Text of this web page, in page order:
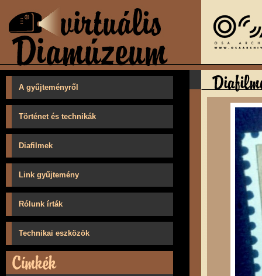
A gyűjteményről
Történet és technikák
Diafilmek
Link gyűjtemény
Rólunk írták
Technikai eszközök